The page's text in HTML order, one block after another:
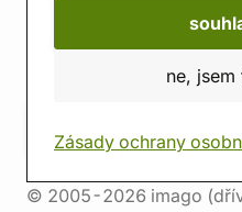
ne, jsem
Zásady ochrany
© 2005-2026 imago